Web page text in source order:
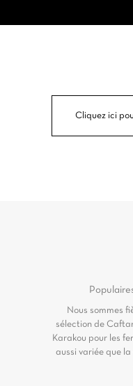
Cliquez ici
Nous sommes
sélection de
Karakou pour les
aussi variée que